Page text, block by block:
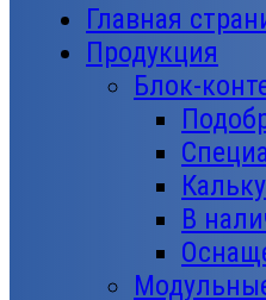
Главная
Продукция
Блок-
В